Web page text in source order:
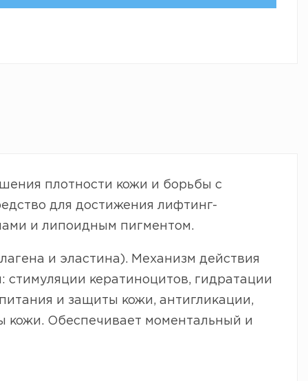
плотности кожи и борьбы с
для достижения лифтинг-
и липоидным пигментом.
и эластина). Механизм действия
стимуляции кератиноцитов, гидратации
и защиты кожи, антигликации,
кожи. Обеспечивает моментальный и